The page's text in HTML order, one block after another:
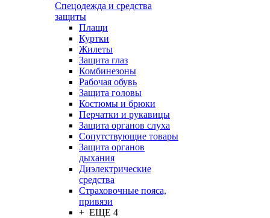
Спецодежда и средства
защиты
Плащи
Куртки
Жилеты
Защита глаз
Комбинезоны
Рабочая обувь
Защита головы
Костюмы и брюки
Перчатки и рукавицы
Защита органов слуха
Сопутствующие товары
Защита органов
дыхания
Диэлектрические
средства
Страховочные пояса,
привязи
+ ЕЩЕ 4